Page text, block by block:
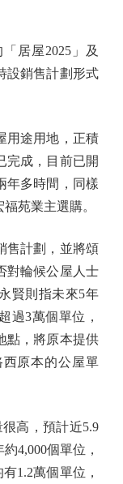
居屋2025」及
設銷售計劃形式
途用地，正積
完成，目前已開
年多時間，同樣
苑業主選購。
計劃，並將頌
對輪候公屋人士
賢則指未來5年
過3萬個單位，
點，將原本提供
原本的公屋單
高，預計近5.9
4,000個單位，
1.2萬個單位，